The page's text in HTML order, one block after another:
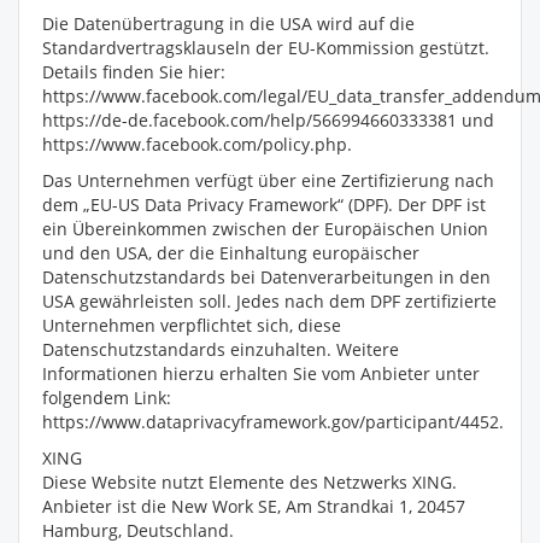
Die Datenübertragung in die USA wird auf die
Standardvertragsklauseln der EU-Kommission gestützt.
Details finden Sie hier:
https://www.facebook.com/legal/
https://de-de.facebook.com/help/566994660333381 und
https://www.facebook.com/policy.php.
Das Unternehmen verfügt über eine Zertifizierung nach
dem „EU-US Data Privacy Framework“ (DPF). Der DPF ist
ein Übereinkommen zwischen der Europäischen Union
und den USA, der die Einhaltung europäischer
Datenschutzstandards bei Datenverarbeitungen in den
USA gewährleisten soll. Jedes nach dem DPF zertifizierte
Unternehmen verpflichtet sich, diese
Datenschutzstandards einzuhalten. Weitere
Informationen hierzu erhalten Sie vom Anbieter unter
folgendem Link:
https://www.dataprivacyframework.gov/participant/4452.
XING
Diese Website nutzt Elemente des Netzwerks XING.
Anbieter ist die New Work SE, Am Strandkai 1, 20457
Hamburg, Deutschland.